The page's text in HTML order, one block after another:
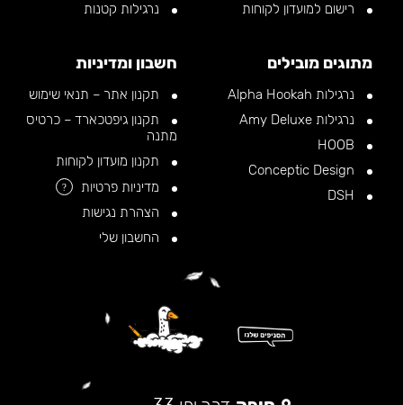
רישום למועדון לקוחות
נרגילות קטנות
מתוגים מובילים
נרגילות Alpha Hookah
נרגילות Amy Deluxe
חשבון ומדיניות
תקנון אתר – תנאי שימוש
תקנון גיפטכארד – כרטיס
מתנה
תקנון מועדון לקוחות
מדיניות פרטיות
?
הצהרת נגישות
החשבון שלי